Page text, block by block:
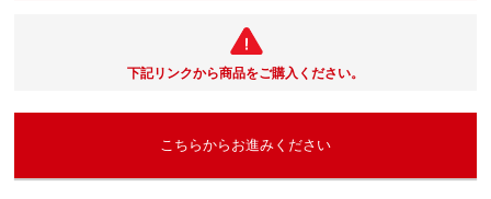
下記リンクから商品をご購入ください。
こちらからお進みください